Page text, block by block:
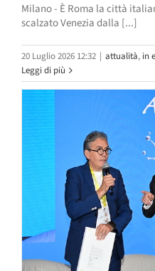
Milano - È Roma la città
scalzato Venezia dalla [...]
20 Luglio 2026 12:32 | attualità, in
Leggi di più